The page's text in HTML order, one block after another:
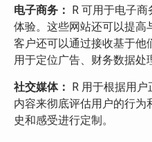
电子商务：
R 可用于电子
体验。这些网站还可以提高
客户还可以通过接收基于他
用于定位广告、财务数据处
社交媒体： R 用于根据用
内容来彻底评估用户的行
史和感受进行定制。